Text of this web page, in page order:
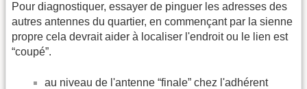
Pour diagnostiquer, essayer de pinguer les adresses des
autres antennes du quartier, en commençant par la sienne
propre cela devrait aider à localiser l'endroit ou le lien est
“coupé”.
au niveau de l'antenne “finale” chez l'adhérent